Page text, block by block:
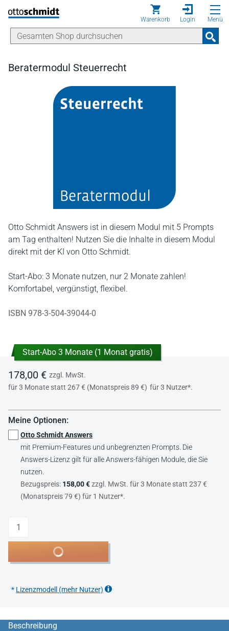
Direkt zum Inhalt
Warenkorb Login Menü
Beratermodul Steuerrecht
Otto Schmidt Answers ist in diesem Modul mit 5 Prompts
am Tag enthalten! Nutzen Sie die Inhalte in diesem Modul
direkt mit der KI von Otto Schmidt.
Start-Abo: 3 Monate nutzen, nur 2 Monate zahlen!
Komfortabel, vergünstigt, flexibel.
ISBN 978-3-504-39044-0
Start-Abo 3 Monate (1 Monat gratis)
178,00 € zzgl. MwSt.
für 3 Monate statt 267 € (Monatspreis 89 €) für 3 Nutzer*.
Meine Optionen:
Otto Schmidt Answers
mit Premium-Features und unbegrenzten Prompts. Die
Answers-Lizenz gilt für alle Answers-fähigen Module, die Sie
nutzen.
Bezugspreis: 158,00 €zzgl. MwSt. für 3 Monate statt 237 €
(Monatspreis 79 €) für 1 Nutzer*.
Anzahl
In den Warenkorb
* Lizenzmodell (mehr Nutzer)
Beschreibung